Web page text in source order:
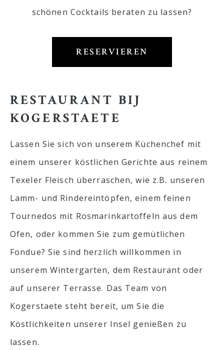
schönen Cocktails beraten zu lassen?
RESERVIEREN
RESTAURANT BIJ
KOGERSTAETE
Lassen Sie sich von unserem Küchenchef mit
einem unserer köstlichen Gerichte aus reinem
Texeler Fleisch überraschen, wie z.B. unseren
Lamm- und Rindereintöpfen, einem feinen
Tournedos mit Rosmarinkartoffeln aus dem
Ofen, oder kommen Sie zum gemütlichen
Fondue? Sie sind herzlich willkommen in
unserem Wintergarten, dem Restaurant oder
auf unserer Terrasse. Das Team von
Kogerstaete steht bereit, um Sie die
Köstlichkeiten unserer Insel genießen zu
lassen.